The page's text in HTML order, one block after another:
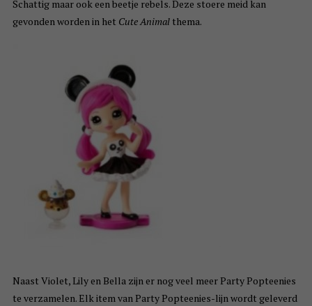
Schattig maar ook een beetje rebels. Deze stoere meid kan
gevonden worden in het Cute Animalthema.
Naast Violet, Lily en Bella zijn er nog veel meer Party Popteenies
te verzamelen. Elk item van Party Popteenies-lijn wordt geleverd